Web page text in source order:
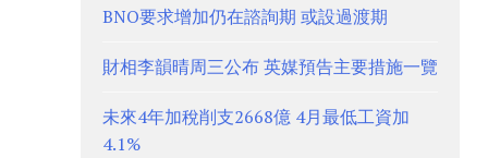
BNO要求增加仍在諮詢期 或設過渡期
財相李韻晴周三公布 英媒預告主要措施一覽
未來4年加稅削支2668億 4月最低工資加
4.1%